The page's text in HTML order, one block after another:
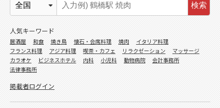
検索
人気キーワード
居酒屋 和食 焼き鳥 懐石・会席料理 焼肉
イタリア料理
フランス料理
アジア料理 喫茶・カフェ リラクゼーション
マッサージ
カラオケ
ビジネスホテル 内科 小児科 動物病院
会計事務所
法律事務所
掲載者ログイン